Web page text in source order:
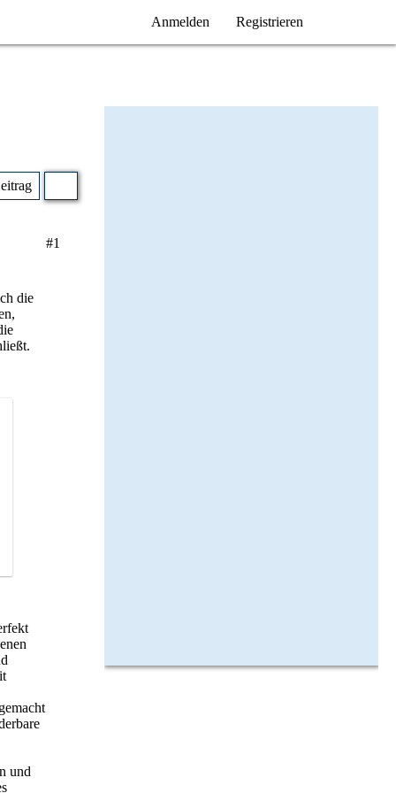
Anmelden Registrieren
#1
die
und